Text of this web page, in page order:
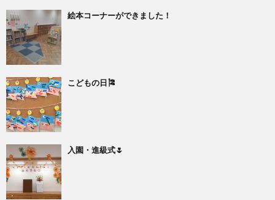
絵本コーナーができました！
こどもの日🎏
入園・進級式🌷